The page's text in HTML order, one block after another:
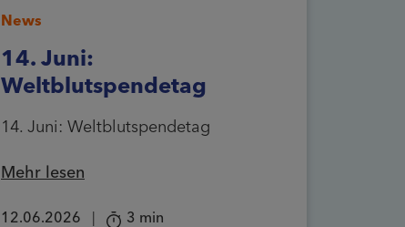
News
14. Juni:
Weltblutspendetag
14. Juni: Weltblutspendetag
Mehr lesen
12.06.2026 3 min